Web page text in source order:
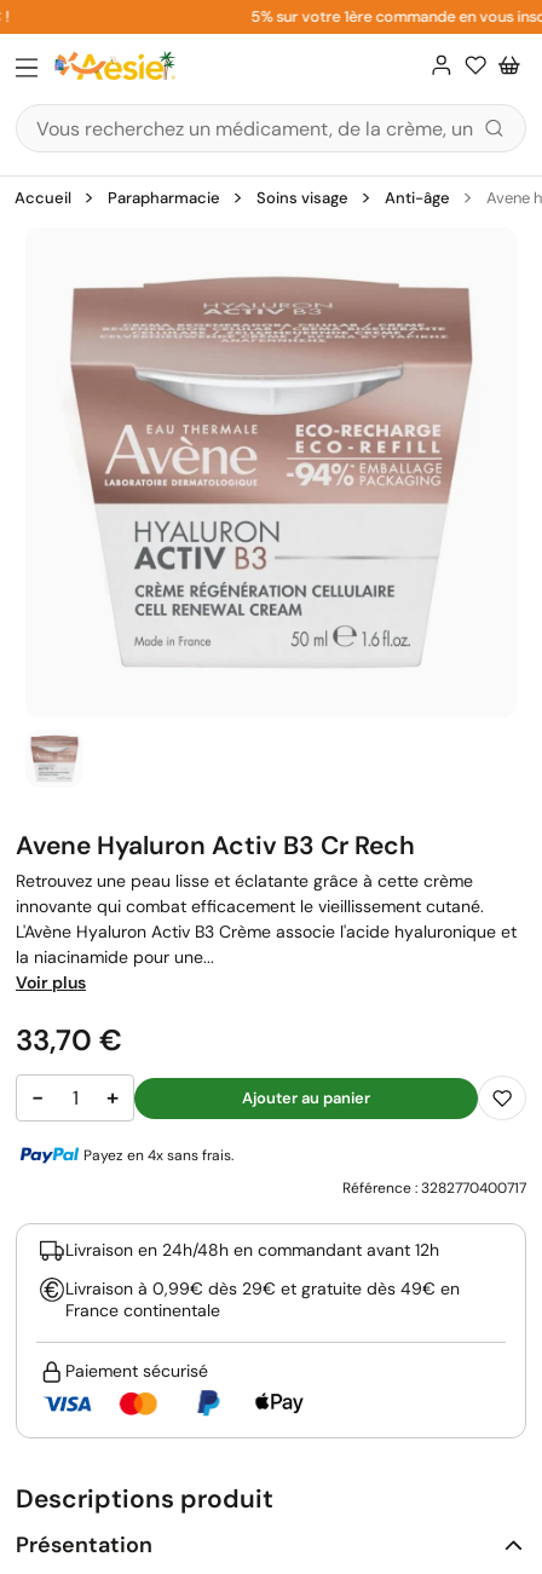
Aller
au
contenu
5% sur votre 1ère commande en vous
Accueil Parapharmacie Soins visage Anti-âge Avene
Avene Hyaluron Activ B3 Cr Rech
Retrouvez une peau lisse et éclatante grâce à cette crème
innovante qui combat efficacement le vieillissement cutané.
L'Avène Hyaluron Activ B3 Crème associe l'acide hyaluronique et
la niacinamide pour une...
Voir plus
Prix
33,70 €
− + Ajouter au panier
Payez en 4x sans frais.
Référence :3282770400717
Livraison en 24h/48h en commandant avant 12h
Livraison à 0,99€ dès 29€ et gratuite dès 49€ en
France continentale
Paiement sécurisé
Descriptions produit
Présentation